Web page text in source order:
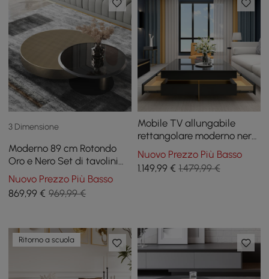
3 Dimensione
Moderno 89 cm Rotondo
Oro e Nero Set di tavolini
da caffè a incastro da 2
pezzi con piano in vetro
temperato
Nuovo Prezzo Più Basso
869,99 € 969,99 €
Mobile TV allungabile
rettangolare moderno nero
lucido e tavolino da caffè
quadrato con cassetti
Nuovo Prezzo Più Basso
1.149,99€ 1.479,99 €
Ritorno a scuola